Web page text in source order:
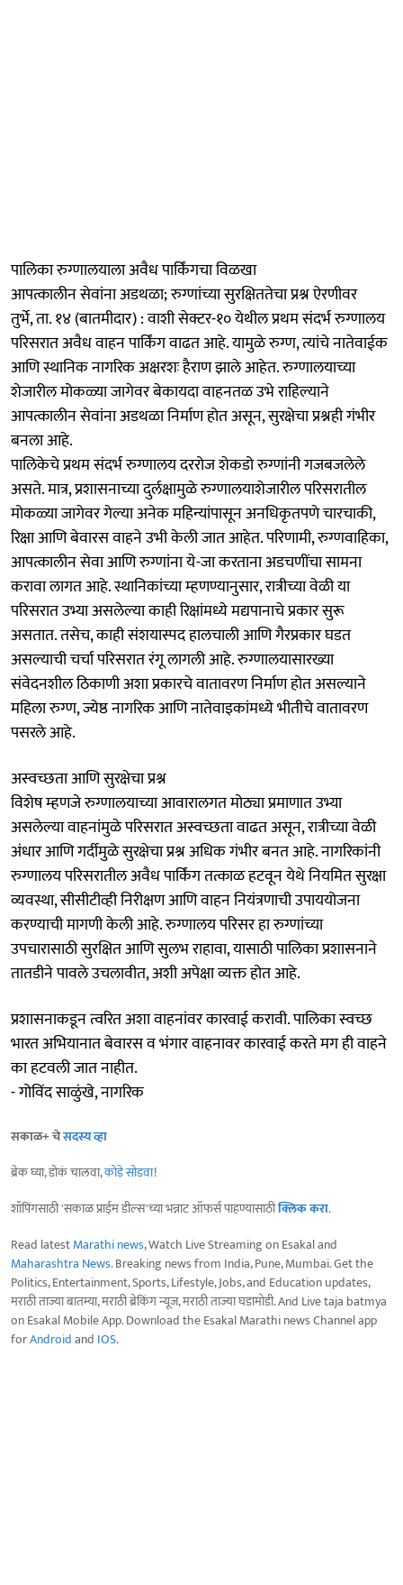
पालिका रुग्णालयाला अवैध पार्किंगचा विळखा
आपत्कालीन सेवांना अडथळा; रुग्णांच्या सुरक्षिततेचा प्रश्न ऐरणीवर
तुर्भे, ता. १४ (बातमीदार) : वाशी सेक्टर-१० येथील प्रथम संदर्भ रुग्णालय
परिसरात अवैध वाहन पार्किंग वाढत आहे. यामुळे रुग्ण, त्यांचे नातेवाईक
आणि स्थानिक नागरिक अक्षरशः हैराण झाले आहेत. रुग्णालयाच्या
शेजारील मोकळ्या जागेवर बेकायदा वाहनतळ उभे राहिल्याने
आपत्कालीन सेवांना अडथळा निर्माण होत असून, सुरक्षेचा प्रश्नही गंभीर
बनला आहे.
पालिकेचे प्रथम संदर्भ रुग्णालय दररोज शेकडो रुग्णांनी गजबजलेले
असते. मात्र, प्रशासनाच्या दुर्लक्षामुळे रुग्णालयाशेजारील परिसरातील
मोकळ्या जागेवर गेल्या अनेक महिन्यांपासून अनधिकृतपणे चारचाकी,
रिक्षा आणि बेवारस वाहने उभी केली जात आहेत. परिणामी, रुग्णवाहिका,
आपत्कालीन सेवा आणि रुग्णांना ये-जा करताना अडचणींचा सामना
करावा लागत आहे. स्थानिकांच्या म्हणण्यानुसार, रात्रीच्या वेळी या
परिसरात उभ्या असलेल्या काही रिक्षांमध्ये मद्यपानाचे प्रकार सुरू
असतात. तसेच, काही संशयास्पद हालचाली आणि गैरप्रकार घडत
असल्याची चर्चा परिसरात रंगू लागली आहे. रुग्णालयासारख्या
संवेदनशील ठिकाणी अशा प्रकारचे वातावरण निर्माण होत असल्याने
महिला रुग्ण, ज्येष्ठ नागरिक आणि नातेवाइकांमध्ये भीतीचे वातावरण
पसरले आहे.
अस्वच्छता आणि सुरक्षेचा प्रश्न
विशेष म्हणजे रुग्णालयाच्या आवारालगत मोठ्या प्रमाणात उभ्या
असलेल्या वाहनांमुळे परिसरात अस्वच्छता वाढत असून, रात्रीच्या वेळी
अंधार आणि गर्दीमुळे सुरक्षेचा प्रश्न अधिक गंभीर बनत आहे. नागरिकांनी
रुग्णालय परिसरातील अवैध पार्किंग तत्काळ हटवून येथे नियमित सुरक्षा
व्यवस्था, सीसीटीव्ही निरीक्षण आणि वाहन नियंत्रणाची उपाययोजना
करण्याची मागणी केली आहे. रुग्णालय परिसर हा रुग्णांच्या
उपचारासाठी सुरक्षित आणि सुलभ राहावा, यासाठी पालिका प्रशासनाने
तातडीने पावले उचलावीत, अशी अपेक्षा व्यक्त होत आहे.
प्रशासनाकडून त्वरित अशा वाहनांवर कारवाई करावी. पालिका स्वच्छ
भारत अभियानात बेवारस व भंगार वाहनावर कारवाई करते मग ही वाहने
का हटवली जात नाहीत.
- गोविंद साळुंखे, नागरिक
सकाळ+ चेसदस्य व्हा
ब्रेक घ्या, डोकं चालवा,कोडे सोडवा!
शॉपिंगसाठी 'सकाळ प्राईम डील्स'च्या भन्नाट ऑफर्स पाहण्यासाठीक्लिक करा.
Read latestMarathi news, Watch Live Streaming on Esakal and
Maharashtra News. Breaking news from India, Pune, Mumbai. Get the
Politics, Entertainment, Sports, Lifestyle, Jobs, and Education updates,
मराठी ताज्या बातम्या, मराठी ब्रेकिंग न्यूज, मराठी ताज्या घडामोडी. And Live taja batmya
on Esakal Mobile App. Download the Esakal Marathi news Channel app
forAndroidand IOS.